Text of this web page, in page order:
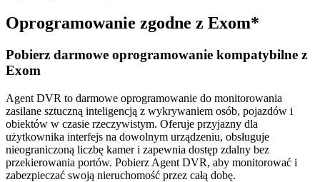
Oprogramowanie zgodne z Exom*
Pobierz darmowe oprogramowanie kompatybilne z
Exom
Agent DVR to darmowe oprogramowanie do monitorowania
zasilane sztuczną inteligencją z wykrywaniem osób, pojazdów i
obiektów w czasie rzeczywistym. Oferuje przyjazny dla
użytkownika interfejs na dowolnym urządzeniu, obsługuje
nieograniczoną liczbę kamer i zapewnia dostęp zdalny bez
przekierowania portów. Pobierz Agent DVR, aby monitorować i
zabezpieczać swoją nieruchomość przez całą dobę.